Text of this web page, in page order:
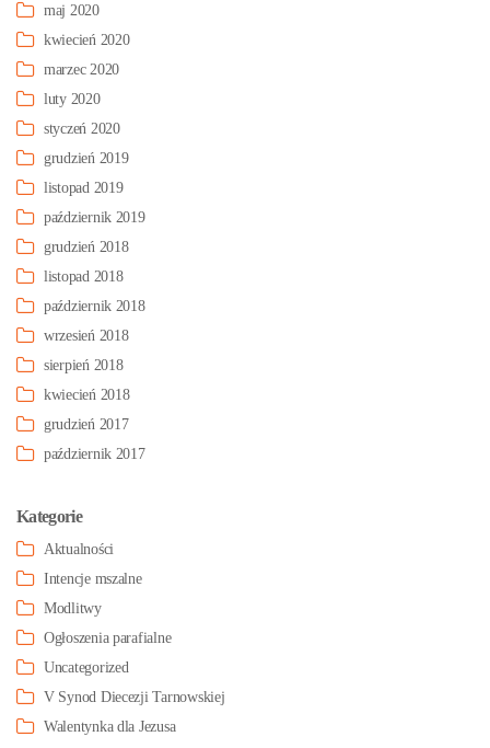
maj 2020
kwiecień 2020
marzec 2020
luty 2020
styczeń 2020
grudzień 2019
listopad 2019
październik 2019
grudzień 2018
listopad 2018
październik 2018
wrzesień 2018
sierpień 2018
kwiecień 2018
grudzień 2017
październik 2017
Kategorie
Aktualności
Intencje mszalne
Modlitwy
Ogłoszenia parafialne
Uncategorized
V Synod Diecezji Tarnowskiej
Walentynka dla Jezusa